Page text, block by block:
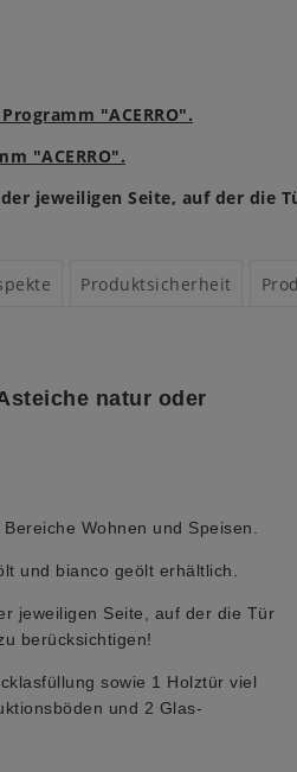
"ACERRO".
"ACERRO".
jeweiligen Seite, auf der die
Produktsicherheit
natur oder
Wohnen und Speisen.
und bianco geölt erhältlich.
jeweiligen Seite, auf der die Tür
berücksichtigen!
sowie 1 Holztür viel
und 2 Glas-